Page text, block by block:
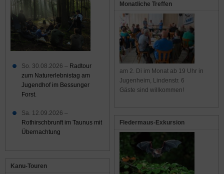
Monatliche Treffen
am 2. Di im Monat ab 19 Uhr in
Jugenheim, Lindenstr. 6
Gäste sind willkommen!
Fledermaus-Exkursion
So. 30.08.2026 – Radtour
zum Naturerlebnistag am
Jugendhof im Bessunger
Forst.
Sa. 12.09.2026 –
Rothirschbrunft im Taunus mit
Übernachtung
Kanu-Touren